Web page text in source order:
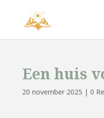
Een huis
20 november 2025 | 0